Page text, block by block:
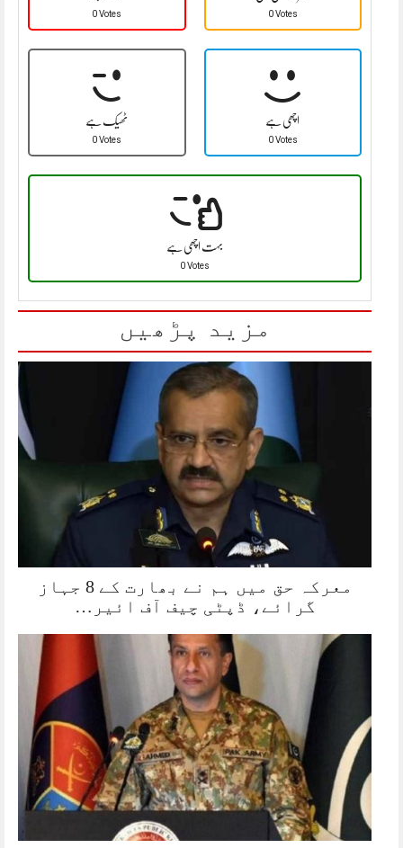
0 Votes 0 Votes
ٹھیک ہے
0 Votes
اچھی ہے
0 Votes
بہت اچھی ہے
0 Votes
مزید پڑھیں
معرکہ حق میں ہم نے بھارت کے 8 جہاز
گرائے، ڈپٹی چیف آف ائیر…